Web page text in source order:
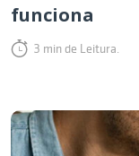
funciona
3 min de Leitura.